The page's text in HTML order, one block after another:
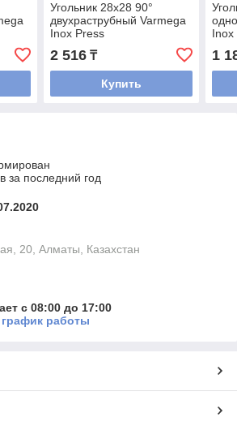
Угольник 28x28 90°
двухраструбный Varmega
Inox Press
2 516₸
Купить
Inox
1
за последний год
20, Алматы, Казахстан
с 08:00 до 17:00
график работы